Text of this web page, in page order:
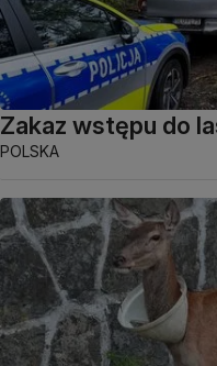
Zakaz wstępu do
POLSKA